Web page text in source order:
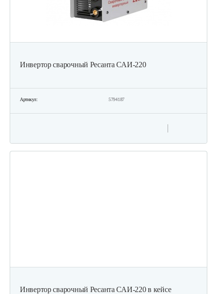
Инвертор сварочный Ресанта САИ-220
Артикул: 5794187
Инвертор сварочный Ресанта САИ-220 в кейсе